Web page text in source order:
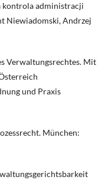
kontrola administracji
Niewiadomski, Andrzej
Verwaltungsrechtes. Mit
und Praxis
München: